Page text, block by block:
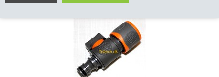
ENTREPENØRARBEJDE- & UDSTYR